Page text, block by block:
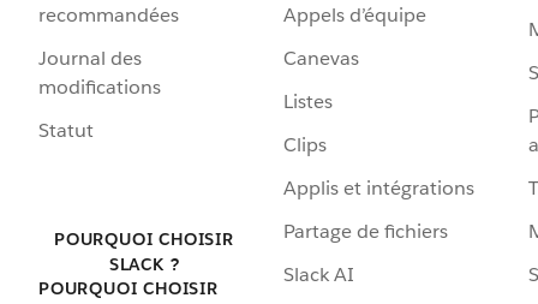
recommandées
Journal des
modifications
Statut
POURQUOI CHOISIR
SLACK ?
POURQUOI CHOISIR
Appels d’équipe
Canevas
Listes
Clips
Applis et intégrations
Partage de fichiers
Slack AI